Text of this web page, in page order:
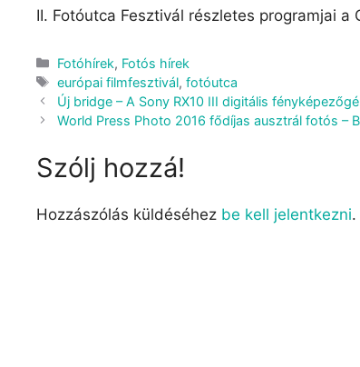
II. Fotóutca Fesztivál részletes programjai
Fotóhírek, Fotós hírek
európai filmfesztivál,fotóutca
Új bridge – A Sony RX10 III digitális
World Press Photo 2016 fődíjas ausztrál fotós –
Szólj hozzá!
Hozzászólás küldéséhez be kell jelentkezni.